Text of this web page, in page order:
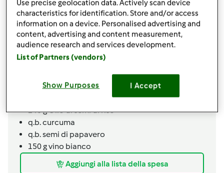
Ingredienti
Taralli pugliesi al vino con curcuma e
semi di papavero
150 gfarina di semola di grano duro
cucchiaini rasisale fino
bicarbonato di sodio
140gOlio di semi di riso
q.b.curcuma
q.b.semi di papavero
150gvino bianco
Aggiungi alla lista della spesa
Use precise geolocation data. Actively scan device
characteristics for identification. Store and/or access
information on a device. Personalised advertising and
content, advertising and content measurement,
audience research and services development.
List of Partners (vendors)
Show Purposes I Accept